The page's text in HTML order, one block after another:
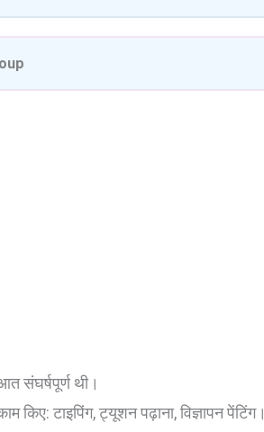
संघर्षपूर्ण थी।
किए: टाइपिंग, ट्यूशन पढ़ाना, विज्ञापन पेंटिंग।